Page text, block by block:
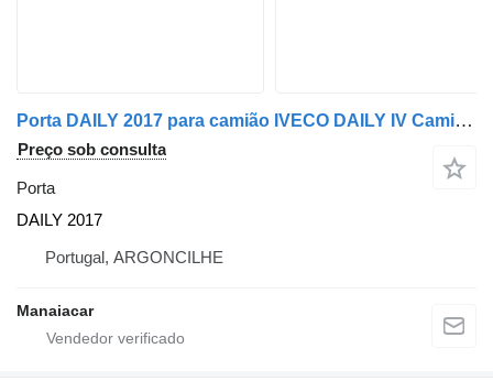
Porta DAILY 2017 para camião IVECO DAILY IV Camigo de plataforma/chassis | 06 - 12
Preço sob consulta
Porta
DAILY 2017
Portugal, ARGONCILHE
Manaiacar